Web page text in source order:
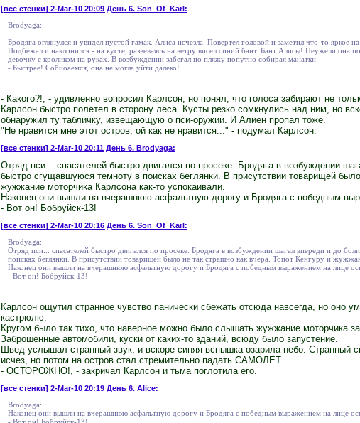
[все стенки] 2-Mar-10 20:09 День 6. Son_Of_Karl:
Brodyaga:
Бродяга оглянулся и увидел пустой гамак. Алиса исчезла. Повертел головой и заметил что-то яркое
Подбежал и наклонился - на кусте, развеваясь на ветру висел синий бант. Бант Алисы! Неужели она
девочку с кроликом на руках. В возбуждении забегал по пляжу попутно собирая манатки:
- Быстрее! Собиоаемся, она не могла уйти далеко!
- Какого?!, - удивленно вопросил Карлсон, но понял, что голоса забирают не
Карлсон быстро полетел в сторону леса. Кусты резко сомкнулись над ним, но
обнаружил ту табличку, извещающую о пси-оружии. И Алиен пропал тоже.
"Не нравится мне этот остров, ой как не нравится..." - подумал Карлсон.
[все стенки] 2-Mar-10 20:11 День 6. Brodyaga:
Отряд пси... спасателей быстро двигался по просеке. Бродяга в возбуждении
быстро сгущавшуюся темноту в поисках беглянки. В присутствии товарищей
жужжание моторчика Карлсона как-то успокаивали.
Наконец они вышли на вчерашнюю асфальтную дорогу и Бродяга с победным
- Вот он! Бобруйск-13!
[все стенки] 2-Mar-10 20:16 День 6. Son_Of_Karl:
Brodyaga:
Отряд пси... спасателей быстро двигался по просеке. Бродяга в возбуждении шагал впереди и до
поисках беглянки. В присутствии товарищей было не так страшно как вчера. Топот Кенгуру и
Наконец они вышли на вчерашнюю асфальтную дорогу и Бродяга с победным выражением на лице
- Вот он! Бобруйск-13!
Карлсон ощутил странное чувство панически сбежать отсюда навсегда, но оно
кастрюлю.
Кругом было так тихо, что наверное можно было слышать жужжание моторчика
Заброшенные автомобили, куски от каких-то зданий, всюду было запустение.
Швед услышал странный звук, и вскоре синяя вспышка озарила небо. Странный
исчез, но потом на остров стал стремительно падать САМОЛЕТ.
- ОСТОРОЖНО!, - закричал Карлсон и тьма поглотила его.
[все стенки] 2-Mar-10 20:19 День 6. Alice:
Brodyaga:
Наконец они вышли на вчерашнюю асфальтную дорогу и Бродяга с победным выражением на лице
- Вот он! Бобруйск-13!